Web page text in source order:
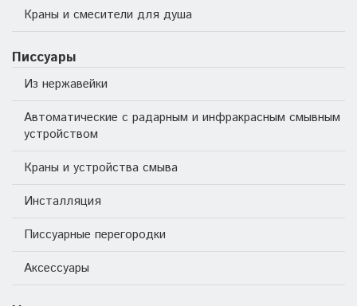
Краны и смесители для душа
Писсуары
Из нержавейки
Автоматические с радарным и инфракрасным смывным
устройством
Краны и устройства смыва
Инсталляция
Писсуарные перегородки
Аксессуары